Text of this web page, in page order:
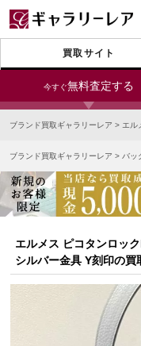
買取サイト
今すぐ無料査定する
24
銀座本店
小田急新宿店
なんば店
中野ブロードウェイ
ブランド買取ギャラリーレア > エル
ブランド買取ギャラリーレア > バッ
エルメス ピコタンロッ
シルバー金具 Y刻印の買